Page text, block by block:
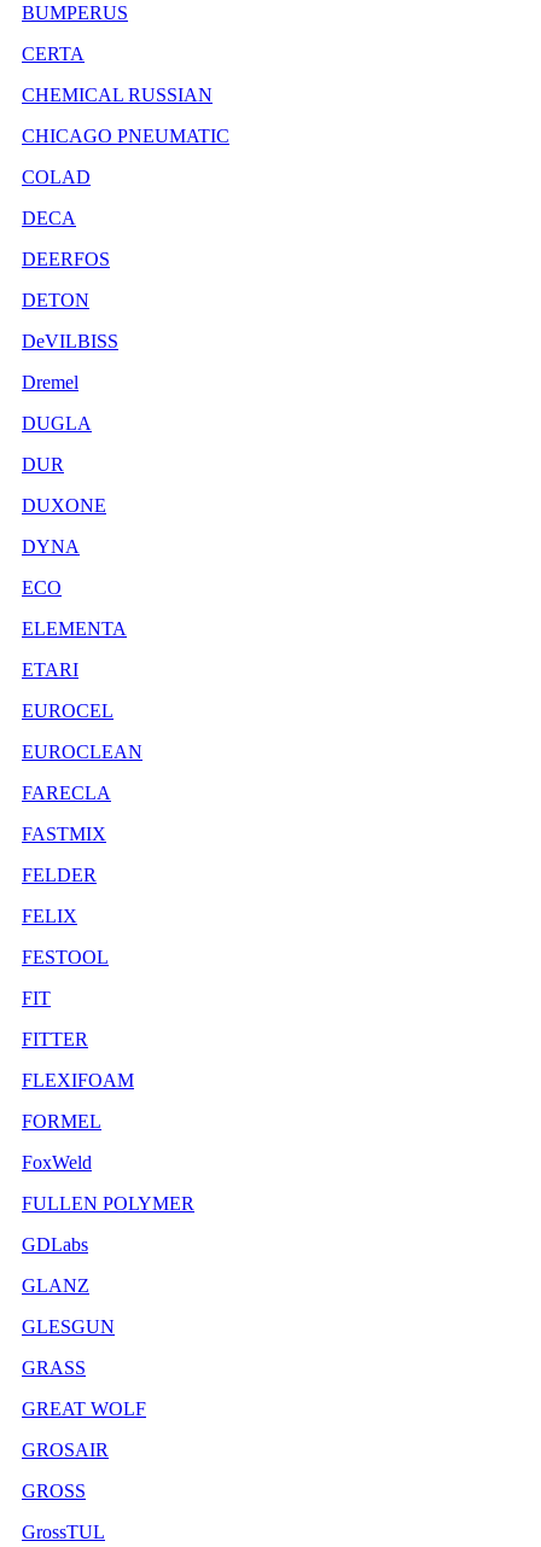
BUMPERUS
CERTA
CHEMICAL RUSSIAN
CHICAGO PNEUMATIC
COLAD
DECA
DEERFOS
DETON
DeVILBISS
Dremel
DUGLA
DUR
DUXONE
DYNA
ECO
ELEMENTA
ETARI
EUROCEL
EUROCLEAN
FARECLA
FASTMIX
FELDER
FELIX
FESTOOL
FIT
FITTER
FLEXIFOAM
FORMEL
FoxWeld
FULLEN POLYMER
GDLabs
GLANZ
GLESGUN
GRASS
GREAT WOLF
GROSAIR
GROSS
GrossTUL